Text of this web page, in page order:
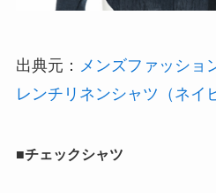
出典元： メンズファッショ
レンチリネンシャツ（ネイ
■チェックシャツ